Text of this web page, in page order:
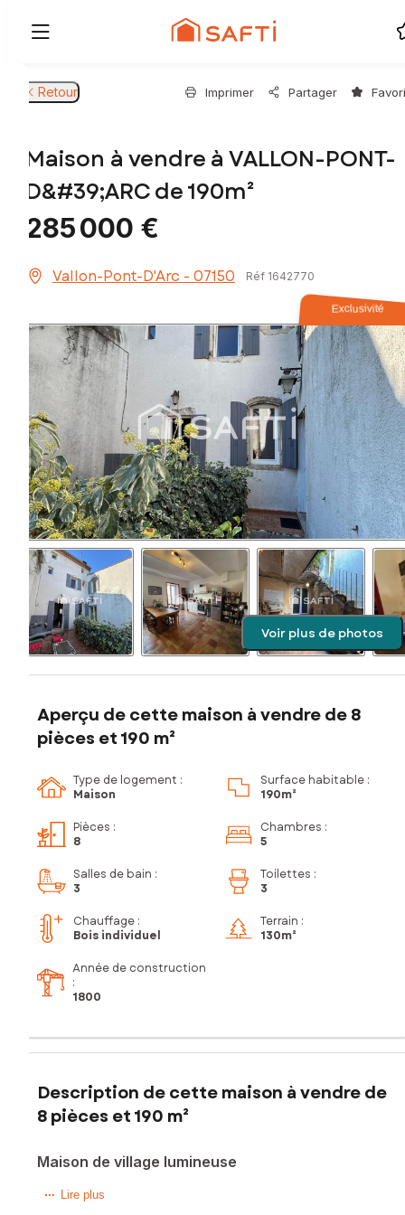
Retour Imprimer Partager
Maison à vendre à VALLON-PONT-
D&#39;ARC de 190m²
285 000 €
Vallon-Pont-D'Arc - 07150 Réf 1642770
Exclusivité
Voir plus de photos
Aperçu de cette maison à vendre de 8
pièces et 190 m²
Type de logement :
Maison
Surface habitable :
190m²
Pièces :
8
Chambres :
5
Salles de bain :
3
Toilettes :
3
Chauffage :
Bois individuel
Terrain :
130m²
Année de construction
:
1800
Description de cette maison à vendre de
8 pièces et 190 m²
Maison de village lumineuse
Située à Vallon-Pont-d'Arc (07150), cette maison de village
Lire plus